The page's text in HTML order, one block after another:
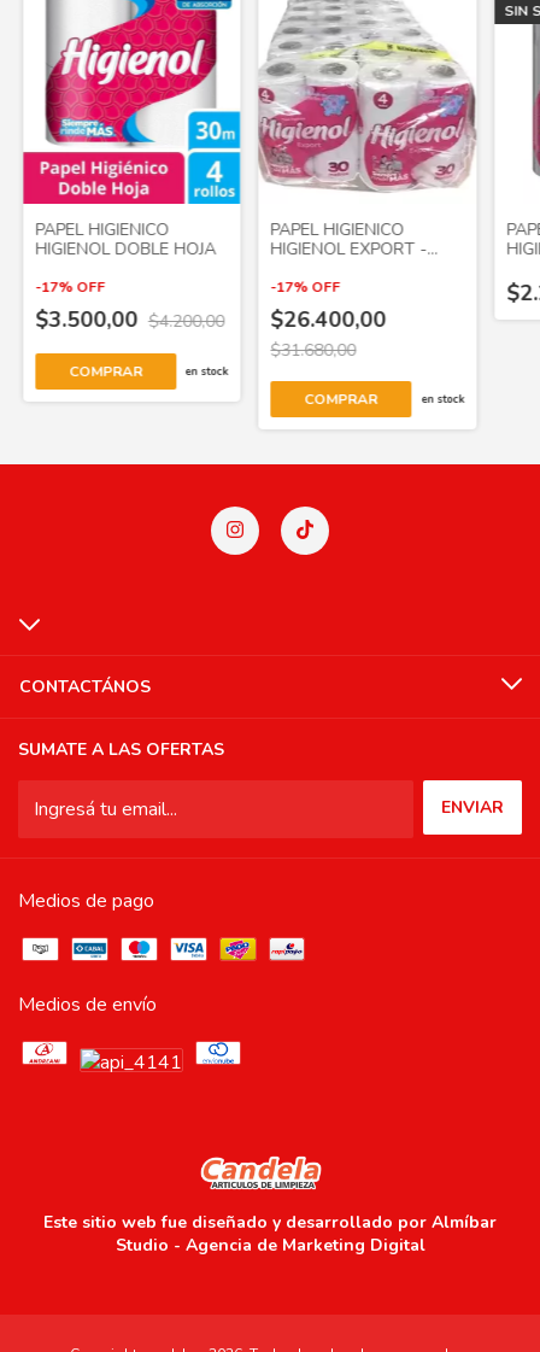
PAPEL HIGIENICO
HIGIENOL DOBLE HOJA
-17%OFF
$3.500,00 $4.200,00
COMPRAR en stock
PAPEL HIGIENICO
HIGIENOL EXPORT -
-17%OFF
$26.400,00
$31.680,00
COMPRAR en stock
SIN
CONTACTÁNOS
SUMATE A LAS OFERTAS
Medios de pago
Medios de envío
Este sitio web fue diseñado y desarrollado por Almíbar
Studio - Agencia de Marketing Digital